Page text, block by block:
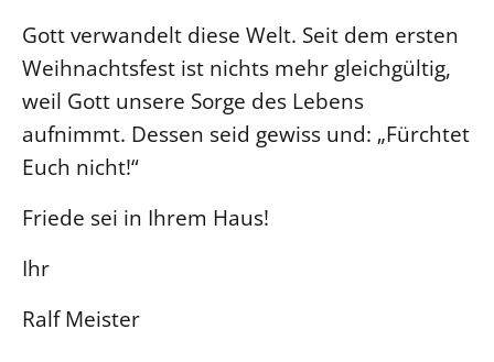
Gott verwandelt diese Welt. Seit dem ersten
Weihnachtsfest ist nichts mehr gleichgültig,
weil Gott unsere Sorge des Lebens
aufnimmt. Dessen seid gewiss und: „Fürchtet
Euch nicht!“
Friede sei in Ihrem Haus!
Ihr
Ralf Meister